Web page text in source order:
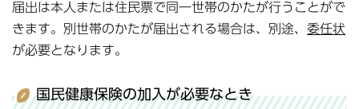
届出は本人または住民票で同一世帯のかたが行うことがで
きます。別世帯のかたが届出される場合は、別途、 委任状
が必要となります。
国民健康保険の加入が必要なとき